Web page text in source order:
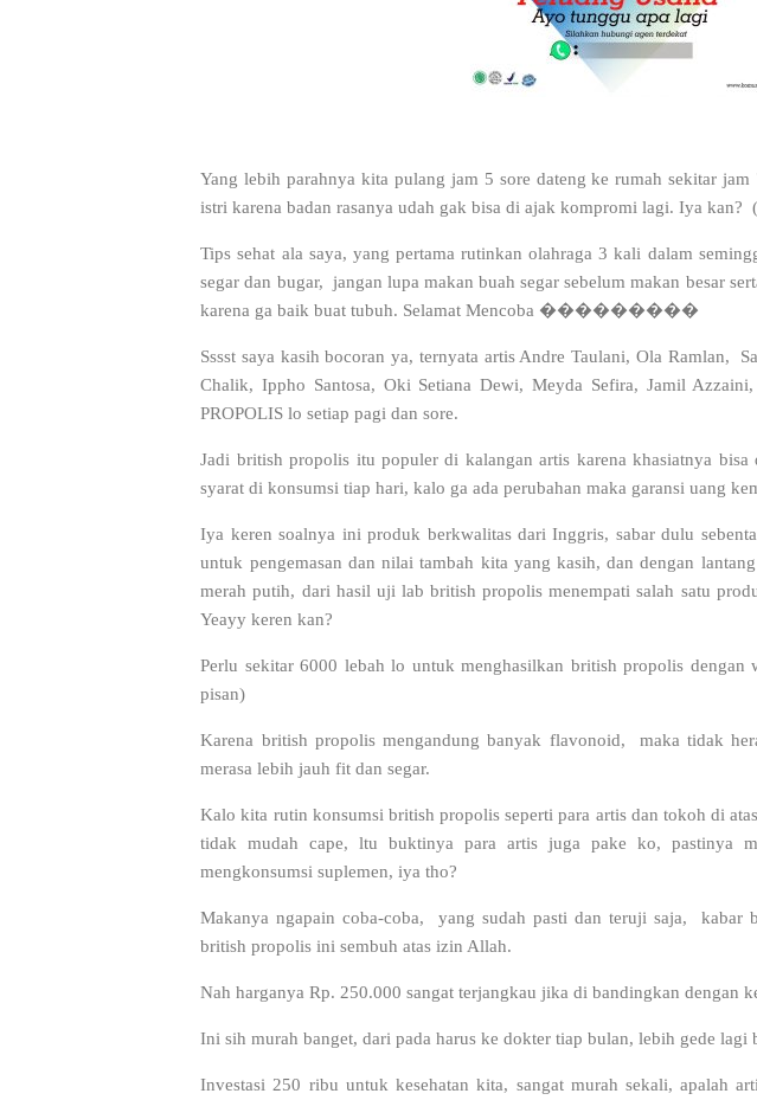
Yang lebih parahnya kita pulang jam 5 sore dateng ke rumah sekitar jam
istri karena badan rasanya udah gak bisa di ajak kompromi lagi. Iya kan?
Tips sehat ala saya, yang pertama rutinkan olahraga 3 kali dalam
segar dan bugar, jangan lupa makan buah segar sebelum makan besar
karena ga baik buat tubuh. Selamat Mencoba ���������
Sssst saya kasih bocoran ya, ternyata artis Andre Taulani, Ola Ramlan,
Chalik, Ippho Santosa, Oki Setiana Dewi, Meyda Sefira, Jamil
PROPOLIS lo setiap pagi dan sore.
Jadi british propolis itu populer di kalangan artis karena khasiatnya bisa
syarat di konsumsi tiap hari, kalo ga ada perubahan maka garansi uang
Iya keren soalnya ini produk berkwalitas dari Inggris, sabar dulu
untuk pengemasan dan nilai tambah kita yang kasih, dan dengan
merah putih, dari hasil uji lab british propolis menempati salah satu
Yeayy keren kan?
Perlu sekitar 6000 lebah lo untuk menghasilkan british propolis dengan
pisan)
Karena british propolis mengandung banyak flavonoid, maka tidak
merasa lebih jauh fit dan segar.
Kalo kita rutin konsumsi british propolis seperti para artis dan tokoh di
tidak mudah cape, ltu buktinya para artis juga pake ko, pastinya
mengkonsumsi suplemen, iya tho?
Makanya ngapain coba-coba, yang sudah pasti dan teruji saja, kabar
british propolis ini sembuh atas izin Allah.
Nah harganya Rp. 250.000 sangat terjangkau jika di bandingkan dengan
Ini sih murah banget, dari pada harus ke dokter tiap bulan, lebih gede lagi
Investasi 250 ribu untuk kesehatan kita, sangat murah sekali, apalah